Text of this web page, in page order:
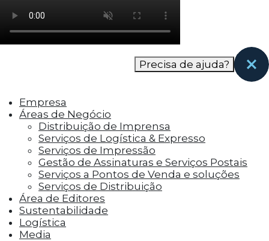
como os visitantes interagem com o site. Esses
cookies ajudam a fornecer informações sobre
as métricas do número de visitantes, taxa de
rejeição, origem do tráfego, etc.
funcionalidades, como compartilhar o
conteúdo do site em plataformas de social
media, coletar feedbacks e outros recursos de
terceiros.
Cookies Marketing
Os cookies de marketing são usados para
entregar aos visitantes anúncios
personalizados com base nas páginas que eles
visitaram antes e analisar a eficácia da
campanha publicitária.
Precisa de ajuda?
Empresa
Áreas de Negócio
Distribuição de Imprensa
Serviços de Logística & Expresso
Serviços de Impressão
Gestão de Assinaturas e Serviços Postais
Serviços a Pontos de Venda e soluções
Serviços de Distribuição
Área de Editores
Sustentabilidade
Logística
Media